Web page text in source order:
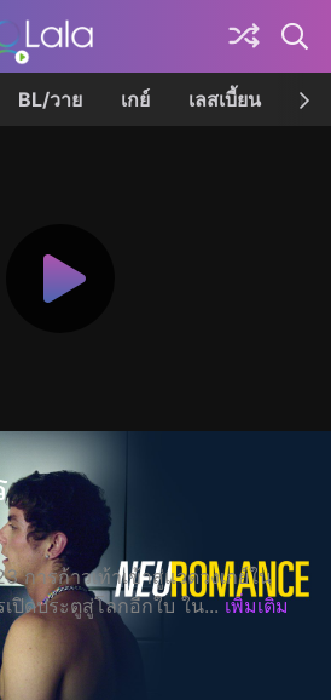
BL/วาย เกย์ เลสเบี้ยน เค
การก้าวเท้าเข้าสู่แวดวงเกย์ใน
ปิดประตูสู่โลกอีกใบ ใน... เพิ่มเติม